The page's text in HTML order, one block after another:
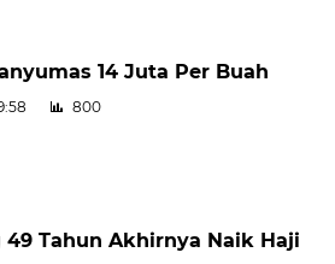
14 Juta Per Buah
800
Tahun Akhirnya Naik Haji